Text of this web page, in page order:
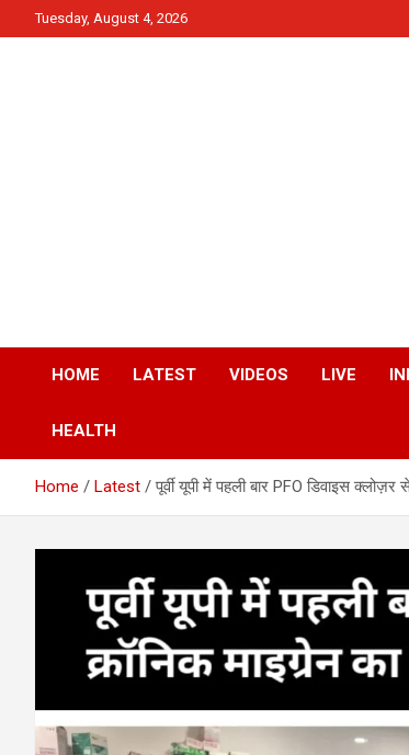
to
Tuesday, August 4, 2026
HOME LATEST VIDEOS LIVE
HEALTH
Home Latest पूर्वी यूपी में पहली बार PFO डिवाइस